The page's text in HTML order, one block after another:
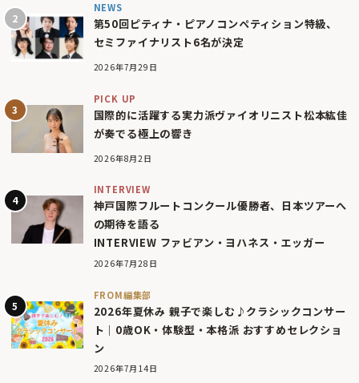
NEWS
第50回ピティナ・ピアノコンペティション特級、
セミファイナリスト6名が決定
2026年7月29日
PICK UP
国際的に活躍する実力派ヴァイオリニスト松本紘佳
が奏でる極上の響き
2026年8月2日
INTERVIEW
神戸国際フルートコンクール優勝者、日本ツアーへ
の期待を語る
INTERVIEW ファビアン・ヨハネス・エッガー
2026年7月28日
FROM編集部
2026年夏休み 親子で楽しむ♪クラシックコンサー
ト｜0歳OK・体験型・本格派 おすすめセレクショ
ン
2026年7月14日